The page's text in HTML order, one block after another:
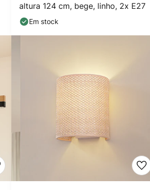
altura 124 cm, bege, linho, 2x E27
Em stock